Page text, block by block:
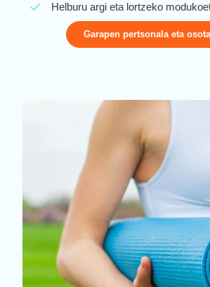
Helburu argi eta lortzeko
Garapen pertsonala eta